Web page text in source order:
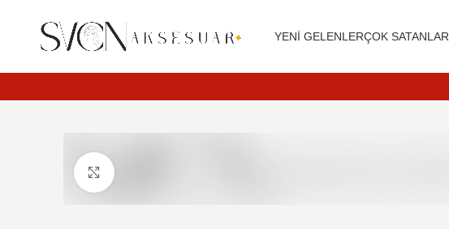
YENI GELENLERÇOK SATANLAR